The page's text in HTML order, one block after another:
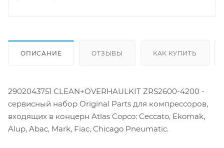
ОПИСАНИЕ ОТЗЫВЫ КАК КУПИТЬ
2902043751 CLEAN+OVERHAULKIT ZRS2600-4200 -
сервисный набор Original Parts для компрессоров,
входящих в концерн Atlas Copco: Ceccato, Ekomak,
Alup, Abac, Mark, Fiac, Chicago Pneumatic.